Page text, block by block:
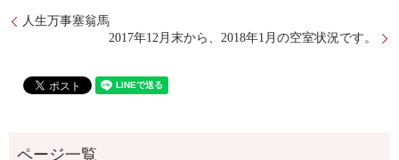
人生万事塞翁馬
2017年12月末から、2018年1月の空室状況です。